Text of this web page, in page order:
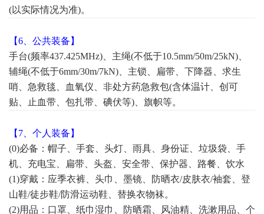
(以实际情况为准)。
【6、公共装备】
手台(频率437.425MHz)、主绳(不低于10.5mm/50m/25kN)、
辅绳(不低于6mm/30m/7kN)、主锁、扁带、下降器、求生
哨、急救毯、血氧仪、非处方药急救包(含体温计、创可
贴、止血带、包扎带、碘伏等)、旗帜等。
【7、个人装备】
(0)必备：帽子、手套、头灯、雨具、身份证、垃圾袋、手
机、充电宝、
扁带、头盔、安全带、保护器、路餐、饮水
(1)穿戴：应季衣裤、头巾、墨镜、防晒衣/皮肤衣/袖套、登
山鞋/徒步鞋/防滑运动鞋、替换衣物袜。
(2)用品：口罩、纸巾湿巾、防晒霜、风油精、洗漱用品、个